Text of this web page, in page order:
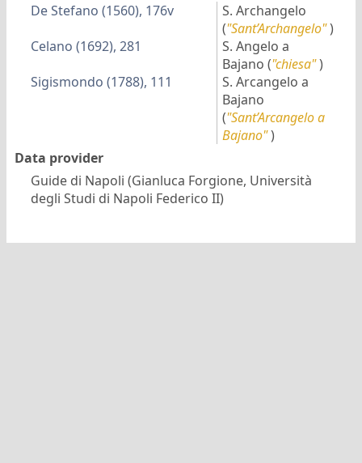
De Stefano (1560), 176v
S. Archangelo
("Sant’Archangelo")
Celano (1692), 281
S. Angelo a
Bajano ("chiesa")
Sigismondo (1788), 111
S. Arcangelo a
Bajano
("Sant’Arcangelo a
Bajano")
Data provider
Guide di Napoli (Gianluca Forgione, Università
degli Studi di Napoli Federico II)